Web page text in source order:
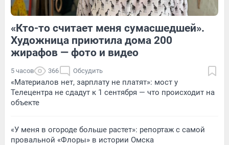
Обсудить
«Кто-то считает меня сумасшедшей».
Художница приютила дома 200
жирафов — фото и видео
5 часов 366 Обсудить
«Материалов нет, зарплату не платят»: мост у
Телецентра не сдадут к 1 сентября — что происходит на
объекте
«У меня в огороде больше растет»: репортаж с самой
провальной «Флоры» в истории Омска